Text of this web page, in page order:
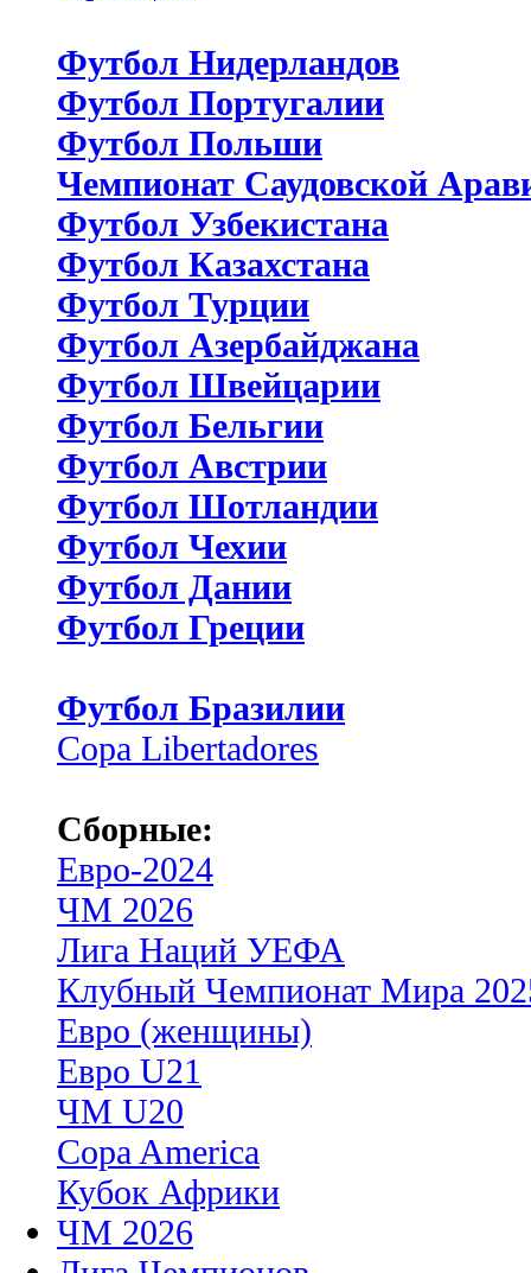
Футбол Нидерландов
Футбол Португалии
Футбол Польши
Чемпионат Саудовской
Футбол Узбекистана
Футбол Казахстана
Футбол Турции
Футбол Азербайджана
Футбол Швейцарии
Футбол Бельгии
Футбол Австрии
Футбол Шотландии
Футбол Чехии
Футбол Дании
Футбол Греции
Футбол Бразилии
Copa Libertadores
Сборные:
Евро-2024
ЧМ 2026
Лига Наций УЕФА
Клубный Чемпионат Мира
Евро (женщины)
Евро U21
ЧМ U20
Copa America
Кубок Африки
ЧМ 2026